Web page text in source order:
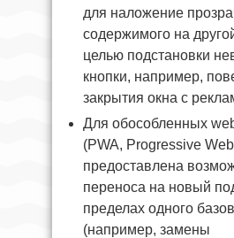
для наложение
содержимого на
целью подстановки
кнопки, например,
закрытия окна с
Для обособленных
(PWA, Progressive
предоставлена
переноса на новый
пределах одного
(например, замены